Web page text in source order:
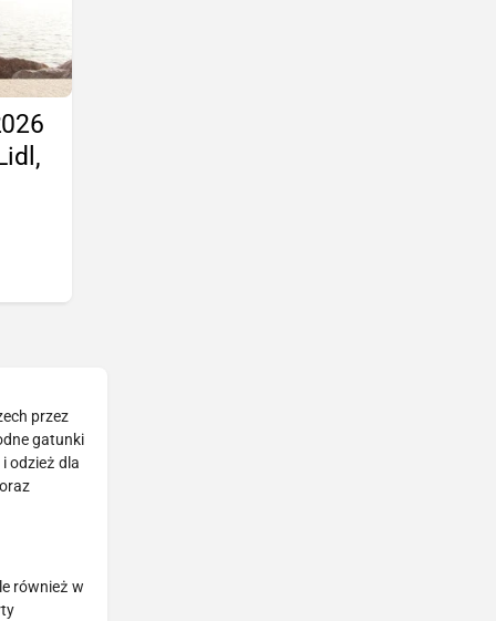
przez
gatunki
odzież dla
również w